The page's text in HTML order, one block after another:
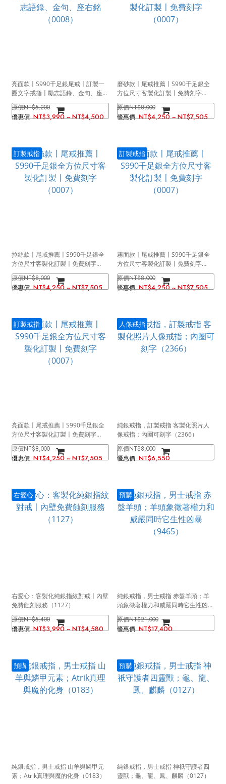
亮面款〡S990千足銀尾戒〡訂製一
圈文字戒指〡勵志語錄、金句、座右
銘（0008）
NT$5,200
NT$3,990 ~ NT$4,500
磨砂款〡尾戒推薦〡S990千足銀全
方位尺寸客製化訂製〡免費刻字
（0007）
NT$8,000
NT$4,250 ~ NT$7,505
訂製戒指
拉絲款〡尾戒推薦〡S990千足銀全
方位尺寸客製化訂製〡免費刻字
（0007）
NT$8,000
NT$4,250 ~ NT$7,505
訂製戒指
霧面款〡尾戒推薦〡S990千足銀全
方位尺寸客製化訂製〡免費刻字
（0007）
NT$8,000
NT$4,250 ~ NT$7,505
訂製戒指
亮面款〡尾戒推薦〡S990千足銀全
方位尺寸客製化訂製〡免費刻字
（0007）
NT$8,000
NT$4,250 ~ NT$7,505
人像戒指
純銀戒指，訂製戒指 客製化照片人
像戒指；內圈可刻字（2366）
NT$8,000
NT$6,550
右愛心
右愛心：客製化純銀指紋對戒〡內壁
免費蝕刻服務（1127）
NT$5,400
NT$3,990 ~ NT$4,580
預購
純銀戒指，男士戒指 赤盤羊頭；羊
頭象徵著權力和威嚴同時它生性凶暴
（9465）
NT$21,000
NT$17,400
預購
純銀戒指，男士戒指 山羊與鱗甲元
素；Atrik真理與魔的化身（0183）
預購
純銀戒指，男士戒指 神祇守護者四
靈獸；龜、龍、鳳、麒麟（0127）